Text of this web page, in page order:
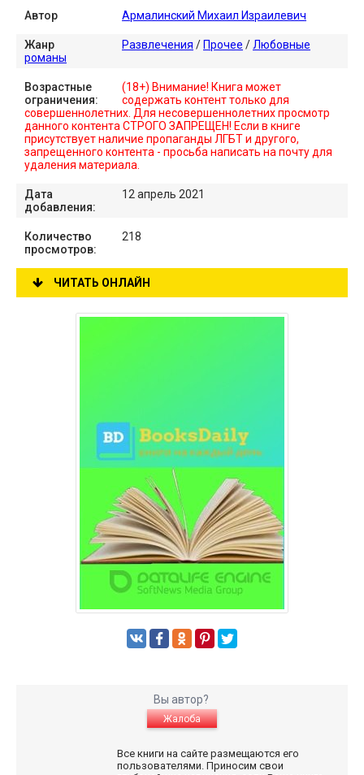
Автор Армалинский Михаил Израилевич
Жанр Развлечения / Прочее / Любовные
романы
Возрастные
ограничения:
(18+) Внимание! Книга может
содержать контент только для
совершеннолетних. Для несовершеннолетних просмотр
данного контента СТРОГО ЗАПРЕЩЕН! Если в книге
присутствует наличие пропаганды ЛГБТ и другого,
запрещенного контента - просьба написать на почту для
удаления материала.
Дата
добавления:
12 апрель 2021
Количество
просмотров:
218
ЧИТАТЬ ОНЛАЙН
Вы автор?
Жалоба
Все книги на сайте размещаются его
пользователями. Приносим свои